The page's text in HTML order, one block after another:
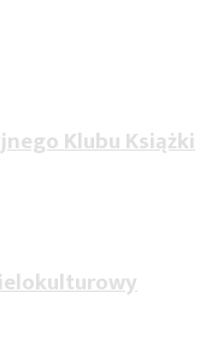
Klubu Książki